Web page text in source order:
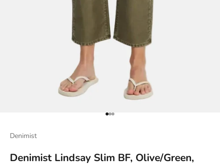
Gehe zu Element 1
Gehe zu Element 2
Gehe zu Element 3
Denimist
Denimist Lindsay Slim BF, Olive/Green,